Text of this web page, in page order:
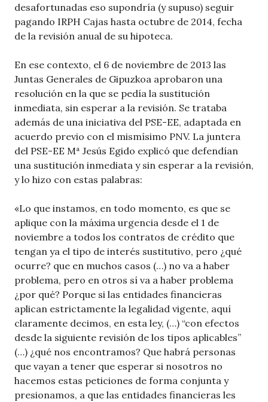
desafortunadas eso supondría (y supuso) seguir
pagando IRPH Cajas hasta octubre de 2014, fecha
de la revisión anual de su hipoteca.
En ese contexto, el 6 de noviembre de 2013 las
Juntas Generales de Gipuzkoa aprobaron una
resolución en la que se pedía la sustitución
inmediata, sin esperar a la revisión. Se trataba
además de una iniciativa del PSE-EE, adaptada en
acuerdo previo con el mismísimo PNV. La juntera
del PSE-EE Mª Jesús Egido explicó que defendían
una sustitución inmediata y sin esperar a la revisión,
y lo hizo con estas palabras:
«Lo que instamos, en todo momento, es que se
aplique con la máxima urgencia desde el 1 de
noviembre a todos los contratos de crédito que
tengan ya el tipo de interés sustitutivo, pero ¿qué
ocurre? que en muchos casos (…) no va a haber
problema, pero en otros sí va a haber problema
¿por qué? Porque si las entidades financieras
aplican estrictamente la legalidad vigente, aquí
claramente decimos, en esta ley, (…) “con efectos
desde la siguiente revisión de los tipos aplicables”
(…) ¿qué nos encontramos? Que habrá personas
que vayan a tener que esperar si nosotros no
hacemos estas peticiones de forma conjunta y
presionamos, a que las entidades financieras les